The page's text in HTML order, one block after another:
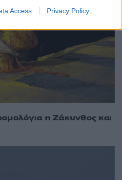
Access Privacy Policy
η Ζάκυνθος και